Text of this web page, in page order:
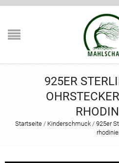
925ER
Startseite / Kinderschmuck / 925er